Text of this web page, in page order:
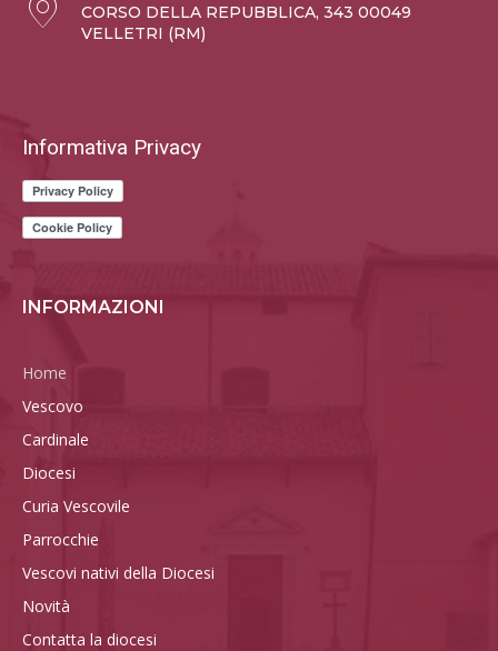
CORSO DELLA REPUBBLICA, 343 00049
VELLETRI (RM)
Informativa Privacy
INFORMAZIONI
Home
Vescovo
Cardinale
Diocesi
Curia Vescovile
Parrocchie
Vescovi nativi della Diocesi
Novità
Contatta la diocesi